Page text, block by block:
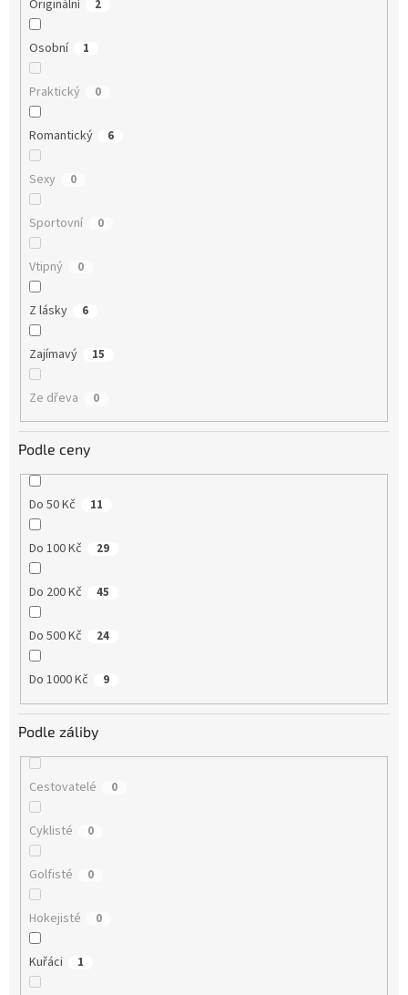
Originální 2
Osobní 1
Praktický 0
Romantický 6
Sexy 0
Sportovní 0
Vtipný 0
Z lásky 6
Zajímavý 15
Ze dřeva 0
Podle ceny
Do 50 Kč 11
Do 100 Kč 29
Do 200 Kč 45
Do 500 Kč 24
Do 1000 Kč 9
Podle záliby
Cestovatelé 0
Cyklisté 0
Golfisté 0
Hokejisté 0
Kuřáci 1